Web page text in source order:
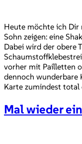
Heute möchte ich Dir
Sohn zeigen: eine
Dabei wird der obere
vorher mit Pailletten
dennoch wunderbare
Karte zumindest
Mal wieder